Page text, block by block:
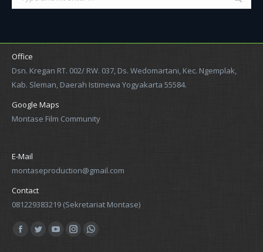
Office
Dsn. Kregan RT. 002/ RW. 037, Ds. Wedomartani, Kec. Ngemplak,
Kab. Sleman, Daerah Istimewa Yogyakarta 55584.
Google Maps
Montase Film Community
E-Mail
montaseproduction@gmail.com
Contact
081229383219 (Sekretariat Montase)
Find us on:
Facebook
TwitterYouTubeInstagramWhatsapp